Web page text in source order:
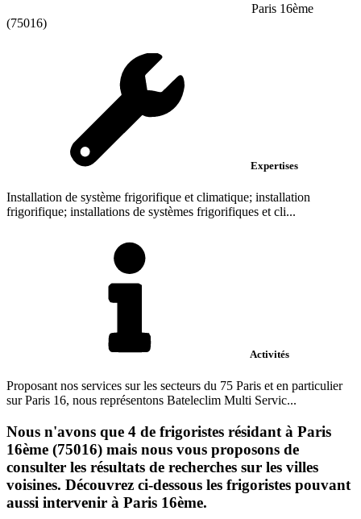
Paris 16ème
(75016)
Expertises
Installation de système frigorifique et climatique; installation
frigorifique; installations de systèmes frigorifiques et cli...
Activités
Proposant nos services sur les secteurs du 75 Paris et en particulier
sur Paris 16, nous représentons Bateleclim Multi Servic...
Nous n'avons que 4 de frigoristes résidant à Paris
16ème (75016) mais nous vous proposons de
consulter les résultats de recherches sur les villes
voisines. Découvrez ci-dessous les frigoristes pouvant
aussi intervenir à Paris 16ème.